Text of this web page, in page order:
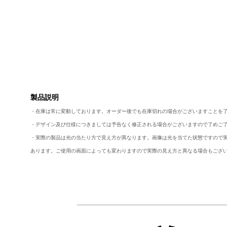
製品説明
・在庫は常に変動しております。オーダー後でも在庫切れの場合がございますことを
・デザイン及び仕様につきましては予告なく修正される場合がございますので了めご
・実際の製品は光の当たり方で見え方が異なります。画像は光を当てた状態ですの
あります。ご使用の画面によっても変わりますので実際の見え方と異なる場合もござ